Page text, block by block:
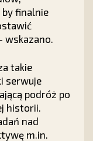
by finalnie
wskazano.
takie
serwuje
podróż po
historii.
nad
m.in.